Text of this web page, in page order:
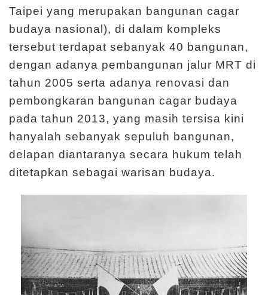
m
b
e
l
a
j
a
r
Taipei yang merupakan bangunan cagar
budaya nasional), di dalam kompleks
tersebut terdapat sebanyak 40 bangunan,
dengan adanya pembangunan jalur MRT di
tahun 2005 serta adanya renovasi dan
pembongkaran bangunan cagar budaya
pada tahun 2013, yang masih tersisa kini
hanyalah sebanyak sepuluh bangunan,
delapan diantaranya secara hukum telah
ditetapkan sebagai warisan budaya.